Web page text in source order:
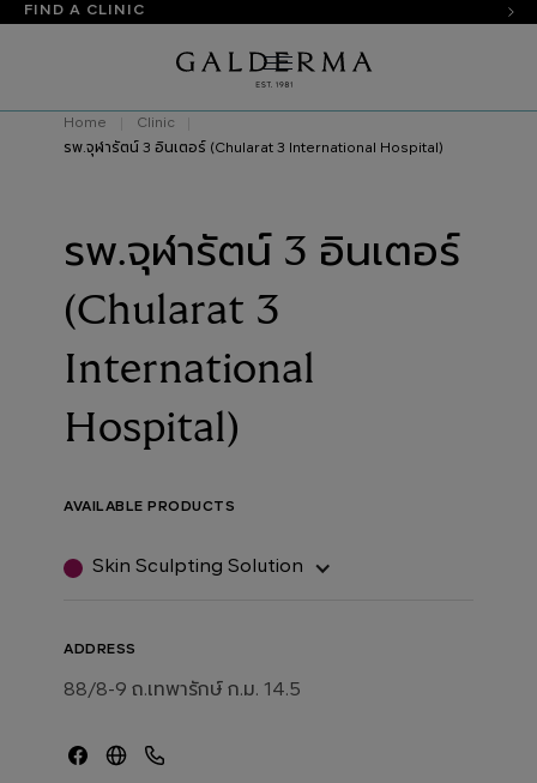
FIND A CLINIC
Home
Clinic
รพ.จุฬารัตน์ 3 อินเตอร์ (Chularat 3 International Hospital)
รพ.จุฬารัตน์ 3 อินเตอร์
(Chularat 3
International
Hospital)
AVAILABLE PRODUCTS
Skin Sculpting Solution
ADDRESS
88/8-9 ถ.เทพารักษ์ ก.ม. 14.5